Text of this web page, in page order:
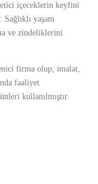
içeceklerin keyfini
yaşam
ve zindeliklerini
firma olup, imalat,
faaliyet
kullanılmıştır.